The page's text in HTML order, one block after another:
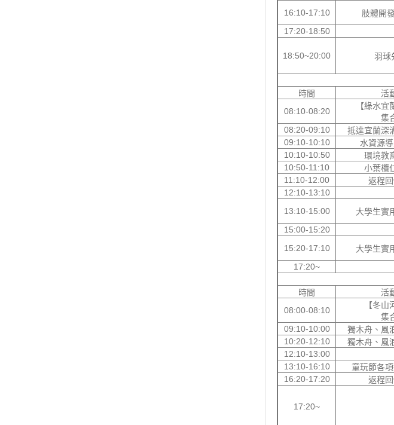
16:10-17:10
肢體開
17:20-18:50
18:50~20:00 羽球
時間
活
08:10-08:20
【綠水宜
集
08:20-09:10
抵達宜蘭深
09:10-10:10
水資源
10:10-10:50
環境教
10:50-11:10
小葉欖
11:10-12:00
返程
12:10-13:10
13:10-15:00
大學生實
15:00-15:20
15:20-17:10
大學生實
17:20~
時間
活
08:00-08:10
【冬山
集
09:10-10:00
獨木舟、風
10:20-12:10
獨木舟、風
12:10-13:00
13:10-16:10
童玩節各
16:20-17:20 返程
17:20~